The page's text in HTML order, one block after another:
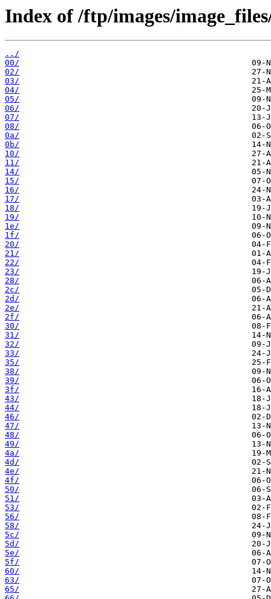
Index of /ftp/images/
../
00/
02/
03/
04/
05/
06/
07/
08/
0a/
0b/
10/
11/
14/
15/
16/
17/
18/
19/
1e/
1f/
20/
21/
22/
23/
28/
2c/
2d/
2e/
2f/
30/
31/
32/
33/
35/
38/
39/
3f/
43/
44/
46/
47/
48/
49/
4a/
4d/
4e/
4f/
50/
51/
53/
56/
58/
5c/
5d/
5e/
5f/
60/
63/
65/